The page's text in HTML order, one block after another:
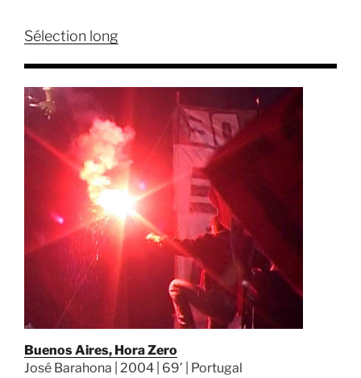
Sélection long
Buenos Aires, Hora Zero
José Barahona | 2004 | 69’ | Portugal